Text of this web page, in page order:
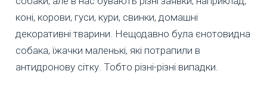
коні, корови, гуси, кури, свинки, домашні
декоративні тварини. Нещодавно була єнотовидна
собака, їжачки маленькі, які потрапили в
антидронову сітку. Тобто різні-різні випадки.